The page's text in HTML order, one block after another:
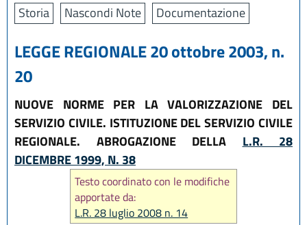
Storia
Nascondi Note Documentazione
LEGGE REGIONALE 20 ottobre 2003, n.
20
NUOVE NORME PER LA VALORIZZAZIONE DEL
SERVIZIO CIVILE. ISTITUZIONE DEL SERVIZIO CIVILE
REGIONALE. ABROGAZIONE DELLA L.R. 28
DICEMBRE 1999, N. 38
Testo coordinato con le modifiche
apportate da:
L.R. 28 luglio 2008 n. 14